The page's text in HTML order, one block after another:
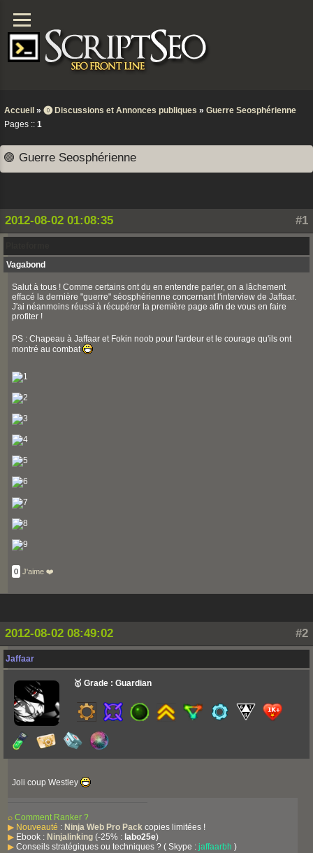
Accueil » ⓿ Discussions et Annonces publiques » Guerre Seosphérienne
Pages :: 1
🟣 Guerre Seosphérienne
#1
2012-08-02 01:08:35
Vagabond
Salut à tous ! Comme certains ont du en entendre parler, on a lâchement
effacé la dernière "guerre" séosphérienne concernant l'interview de Jaffaar.
J'ai néanmoins réussi à récupérer la première page afin de vous en faire
profiter !
PS : Chapeau à Jaffaar et Fokin noob pour l'ardeur et le courage qu'ils ont
montré au combat
0 J'aime ❤️
#2
2012-08-02 08:49:02
Jaffaar
🥇 Grade : Guardian
Joli coup Westley
⌕ Comment Ranker ?
▶ Nouveauté : Ninja Web Pro Pack copies limitées !
▶ Ebook : Ninjalinking (-25% : labo25e)
▶ Conseils stratégiques ou techniques ? ( Skype : jaffaarbh )